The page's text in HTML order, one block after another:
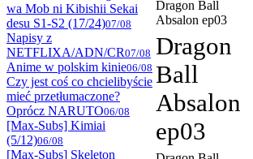
wa Mob ni Kibishii Sekai
desu S1-S2 (17/24)07/08
Napisy z
NETFLIXA/ADN/CR07/08
Anime w polskim kinie06/08
Czy jest coś co chcielibyście
mieć przetłumaczone?
Oprócz NARUTO06/08
[Max-Subs] Kimiai
(5/12)06/08
[Max-Subs] Skeleton
Dragon Ball
Absalon ep03
Dragon
Ball
Absalon
ep03